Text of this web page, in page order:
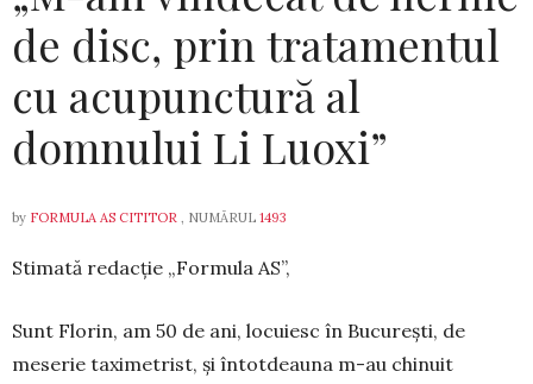
de disc, prin tratamentul
cu acupunctură al
domnului Li Luoxi”
by FORMULA AS CITITOR , NUMĂRUL 1493
Stimată redacție „Formula AS”,
Sunt Florin, am 50 de ani, locuiesc în Bucu­rești, de
meserie taximetrist, și întotdeauna m-au chi­nuit